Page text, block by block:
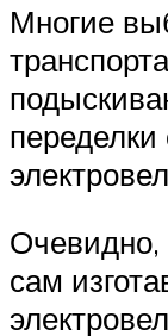
Многие
Очевидно,
сам